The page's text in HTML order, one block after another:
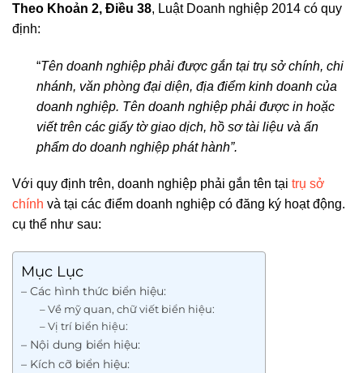
Theo Khoản 2, Điều 38, Luật Doanh nghiệp 2014 có quy
định:
“Tên doanh nghiệp phải được gắn tại trụ sở chính, chi
nhánh, văn phòng đại diện, địa điểm kinh doanh của
doanh nghiệp. Tên doanh nghiệp phải được in hoặc
viết trên các giấy tờ giao dịch, hồ sơ tài liệu và ấn
phẩm do doanh nghiệp phát hành”.
Với quy định trên, doanh nghiệp phải gắn tên tại trụ sở
chính và tại các điểm doanh nghiệp có đăng ký hoạt động.
cụ thể như sau:
Mục Lục
– Các hình thức biển hiệu:
– Về mỹ quan, chữ viết biển hiệu:
– Vị trí biển hiệu:
– Nội dung biển hiệu:
– Kích cỡ biển hiệu: